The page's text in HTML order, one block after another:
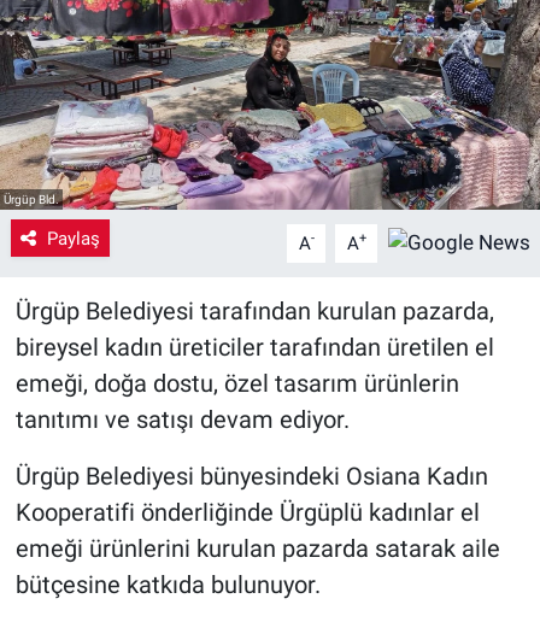
Ürgüp Bld.
Paylaş A- A+
Ürgüp Belediyesi tarafından kurulan pazarda,
bireysel kadın üreticiler tarafından üretilen el
emeği, doğa dostu, özel tasarım ürünlerin
tanıtımı ve satışı devam ediyor.
Ürgüp Belediyesi bünyesindeki Osiana Kadın
Kooperatifi önderliğinde Ürgüplü kadınlar el
emeği ürünlerini kurulan pazarda satarak aile
bütçesine katkıda bulunuyor.
Yaşam
VEFATLAR